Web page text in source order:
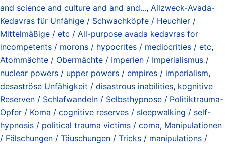
and science and culture and and and..., Allzweck-Avada-
Kedavras für Unfähige / Schwachköpfe / Heuchler /
Mittelmäßige / etc / All-purpose avada kedavras for
incompetents / morons / hypocrites / mediocrities / etc,
Atommächte / Obermächte / Imperien / Imperialismus /
nuclear powers / upper powers / empires / imperialism,
desaströse Unfähigkeit / disastrous inabilities, kognitive
Reserven / Schlafwandeln / Selbsthypnose / Politiktrauma-
Opfer / Koma / cognitive reserves / sleepwalking / self-
hypnosis / political trauma victims / coma, Manipulationen
/ Fälschungen / Täuschungen / Tricks / manipulations /